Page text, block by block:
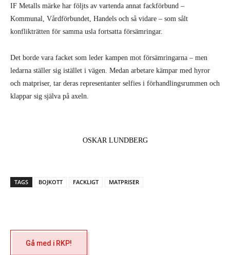
IF Metalls märke har följts av vartenda annat fackförbund –
Kommunal, Vårdförbundet, Handels och så vidare – som sålt
konflikträtten för samma usla fortsatta försämringar.
Det borde vara facket som leder kampen mot försämringarna – men
ledarna ställer sig istället i vägen. Medan arbetare kämpar med hyror
och matpriser, tar deras representanter selfies i förhandlingsrummen och
klappar sig själva på axeln.
OSKAR LUNDBERG
TAGS BOJKOTT FACKLIGT MATPRISER
Gå med i RKP!